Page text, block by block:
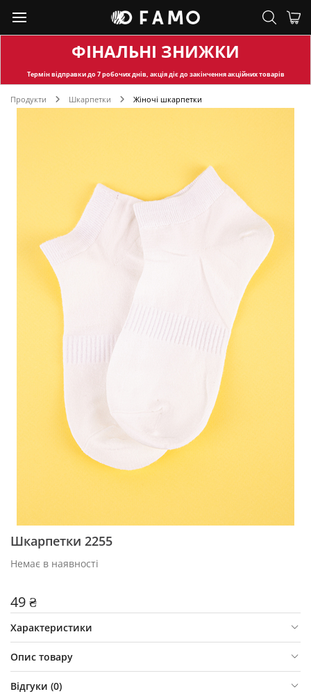
ФІНАЛЬНІ ЗНИЖКИ
Термін відправкидо 7 робочих днів, акція діє до закінчення акційних товарів
Продукти Шкарпетки Жіночі шкарпетки
Шкарпетки 2255
Немає в наявності
49 ₴
Характеристики
Опис товару
Відгуки (0)